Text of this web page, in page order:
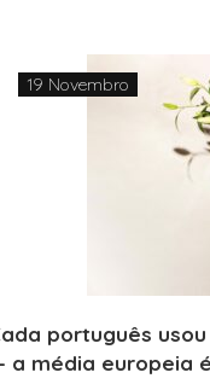
19 Novembro
português
a média europeia